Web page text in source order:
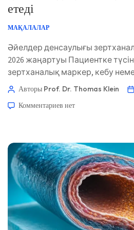
етеді
МАҚАЛАЛАР
Әйелдер денсаулығы
2026 жаңартуы Пациентке
зертханалық маркер, кебу
аймағындағы симптомдардың
клиникалық жағдайыңыз жедел
тұрғыдан қаралды: 3 тамыз,
Авторы Prof. Dr. Thomas Klein
Комментариев нет